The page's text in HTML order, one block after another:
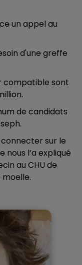
un appel au
d'une greffe
compatible sont
de candidats
sur le
nous l’a expliqué
au CHU de
moelle.